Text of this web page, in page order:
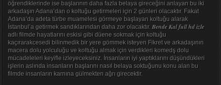
öğrendiklerinde ise başlarının daha fazla belaya gireceğini anlayan bu iki
arkadaşın Adana’dan o koltuğu getirmeleri için 2 günleri olacaktır. Fakat
Adana’da adeta türbe muamelesi görmeye başlayan koltuğu alarak
İstanbul’a getirmek sandıklarından daha zor olacaktır. Bende Kal full hd izle
adlı filmde hayatlarını eskisi gibi düene sokmak için koltuğu
kaçırarakcesedi bilinmedik bir yere gömmek isteyen Fikret ve arkadaşının
macera dolu yolculuğu ve koltuğu almak için verdikleri komedş dolu
mücadeleleri keyifle izleyeceksiniz. İnsanların iyi yaptıklarını düşündükleri
işlerin aslında insanların başlarını nasıl belaya soktuğunu konu alan bu
filmde insanların karnına gülmekten ağrı girecektir.